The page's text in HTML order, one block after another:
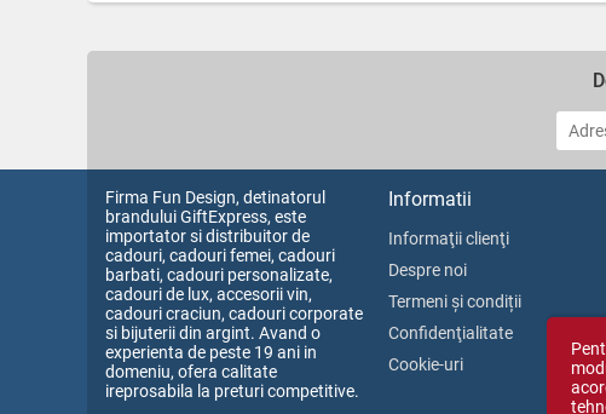
Firma Fun Design, detinatorul
brandului GiftExpress, este
importator si distribuitor de
cadouri, cadouri femei, cadouri
barbati, cadouri personalizate,
cadouri de lux, accesorii vin,
cadouri craciun, cadouri corporate
si bijuterii din argint. Avand o
experienta de peste 19 ani in
domeniu, ofera calitate
ireprosabila la preturi competitive.
Informatii
Informaţii clienţi
Despre noi
Termeni și condiții
Confidenţialitate
Cookie-uri